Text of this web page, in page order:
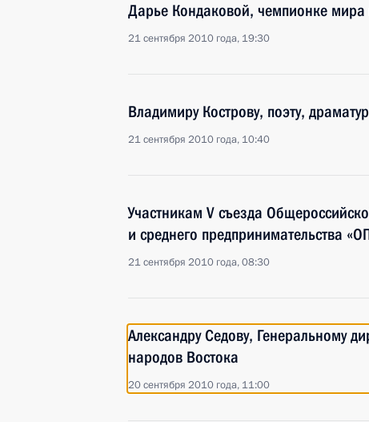
Дарье Кондаковой, чемпионке мира
21 сентября 2010 года, 19:30
Владимиру Кострову, поэту,
21 сентября 2010 года, 10:40
Участникам V съезда
и среднего предпринимательства
21 сентября 2010 года, 08:30
Александру Седову, Генеральному
народов Востока
20 сентября 2010 года, 11:00